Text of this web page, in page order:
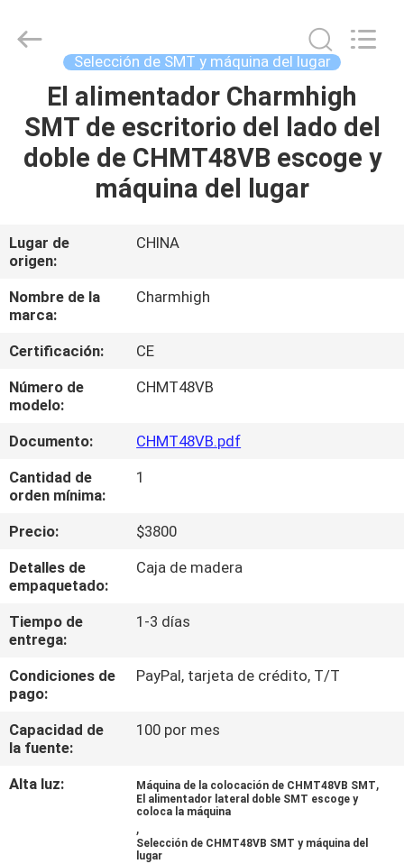
HOGAR
PRODUCTOS
VÍDEOS
SOBRE
NOSOTROS
VISITA
A
LA
FÁBRICA
CONTROL
DE
CALIDAD
CONTACTA
CON
NOSOTROS
NOTICIAS
CHARMHIGH
TECHNOLOGY
Selección de SMT y máquina del lugar
El alimentador Charmhigh
SMT de escritorio del lado del
doble de CHMT48VB escoge y
máquina del lugar
Lugar de
origen:
CHINA
Nombre de la
marca:
Charmhigh
Certificación:
CE
Número de
modelo:
CHMT48VB
Documento:
CHMT48VB.pdf
Cantidad de
orden mínima:
1
Precio:
$3800
Detalles de
empaquetado:
Caja de madera
Tiempo de
entrega:
1-3 días
Condiciones de
pago:
PayPal, tarjeta de crédito, T/T
Capacidad de
la fuente:
100 por mes
Alta luz: Máquina de la colocación de CHMT48VB SMT,
El alimentador lateral doble SMT escoge y
coloca la máquina
,
Selección de CHMT48VB SMT y máquina del
lugar